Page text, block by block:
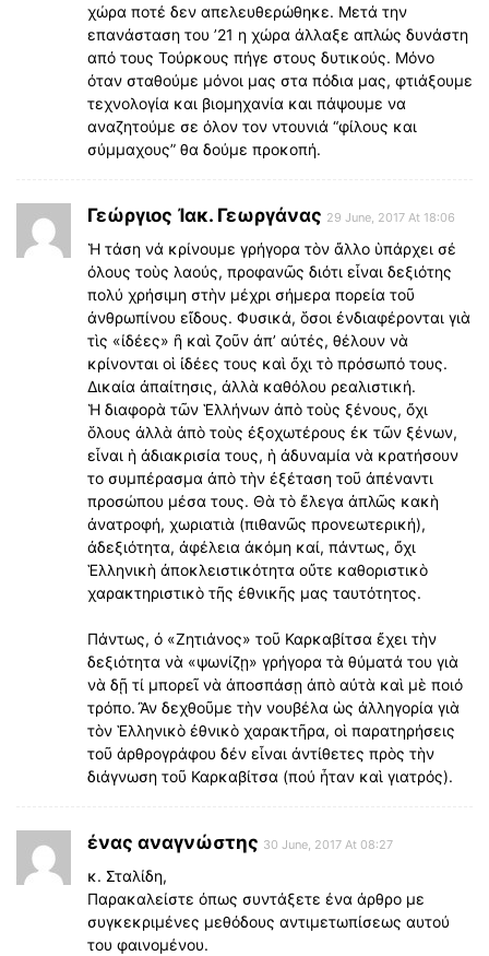
χώρα ποτέ δεν απελευθερώθηκε. Μετά την
επανάσταση του ’21 η χώρα άλλαξε απλώς δυνάστη
από τους Τούρκους πήγε στους δυτικούς. Μόνο
όταν σταθούμε μόνοι μας στα πόδια μας, φτιάξουμε
τεχνολογία και βιομηχανία και πάψουμε να
αναζητούμε σε όλον τον ντουνιά “φίλους και
σύμμαχους” θα δούμε προκοπή.
Γεώργιος Ἰακ. Γεωργάνας 29 June, 2017 At 18:06
Ἡ τάση νά κρίνουμε γρήγορα τὸν ἄλλο ὑπάρχει σέ
όλους τοὺς λαούς, προφανῶς διότι εἶναι δεξιότης
πολύ χρήσιμη στὴν μέχρι σήμερα πορεία τοῦ
ἀνθρωπίνου εἴδους. Φυσικά, ὅσοι ἐνδιαφέρονται γιὰ
τὶς «ίδέες» ἢ καὶ ζοῦν ἀπ’ αὐτές, θέλουν νὰ
κρίνονται οἱ ἰδέες τους καὶ ὄχι τὸ πρόσωπό τους.
Δικαία ἀπαίτησις, ἀλλὰ καθόλου ρεαλιστική.
Ἡ διαφορὰ τῶν Ἑλλήνων ἀπὸ τοὺς ξένους, ὄχι
ὅλους ἀλλὰ ἀπὸ τοὺς ἐξοχωτέρους ἐκ τῶν ξένων,
εἶναι ἡ ἀδιακρισία τους, ἡ ἀδυναμία νὰ κρατήσουν
το συμπέρασμα ἀπὸ τὴν ἐξέταση τοῦ ἀπέναντι
προσώπου μέσα τους. Θὰ τὸ ἔλεγα ἀπλῶς κακὴ
ἀνατροφή, χωριατιὰ (πιθανῶς προνεωτερική),
ἀδεξιότητα, ἀφέλεια ἀκόμη καί, πάντως, ὄχι
Ἑλληνικὴ ἀποκλειστικότητα οὔτε καθοριστικὸ
χαρακτηριστικὸ τῆς ἐθνικῆς μας ταυτότητος.
Πάντως, ὀ «Ζητιάνος» τοῦ Καρκαβίτσα ἔχει τὴν
δεξιότητα νὰ «ψωνίζῃ» γρήγορα τὰ θύματά του γιὰ
νὰ δῇ τί μπορεῖ νὰ ἀποσπάσῃ ἀπὸ αὐτὰ καὶ μὲ ποιό
τρόπο. Ἂν δεχθοῦμε τὴν νουβέλα ὡς ἀλληγορία γιὰ
τὸν Ἑλληνικὸ ἐθνικὸ χαρακτῆρα, οἱ παρατηρήσεις
τοῦ άρθρογράφου δέν εἶναι ἀντίθετες πρὸς τὴν
διάγνωση τοῦ Καρκαβίτσα (πού ἦταν καὶ γιατρός).
ένας αναγνώστης 30 June, 2017 At 08:27
κ. Σταλίδη,
Παρακαλείστε όπως συντάξετε ένα άρθρο με
συγκεκριμένες μεθόδους αντιμετωπίσεως αυτού
του φαινομένου.